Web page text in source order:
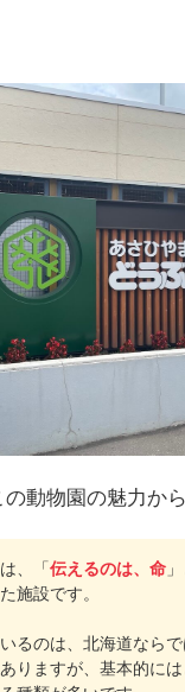
動物園の魅力から
、「伝えるのは、命
施設です。
るのは、北海道なら
りますが、基本的に